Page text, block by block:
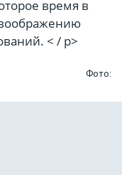
время в
< / p>
Фото: